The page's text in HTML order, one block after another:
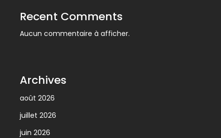
Recent Comments
Aucun commentaire à afficher.
Archives
août 2026
juillet 2026
juin 2026